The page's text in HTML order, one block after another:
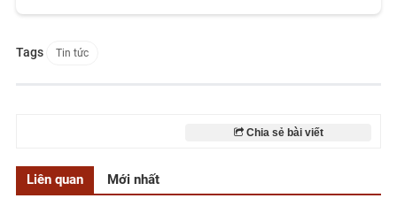
Tags Tin tức
Chia sẻ bài viết
Liên quan Mới nhất